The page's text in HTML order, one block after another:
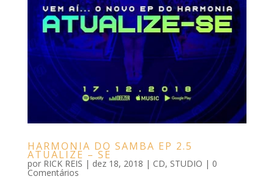
HARMONIA DO SAMBA EP 2.5
ATUALIZE – SE
por RICK REIS | dez 18, 2018 | CD, STUDIO | 0
Comentários